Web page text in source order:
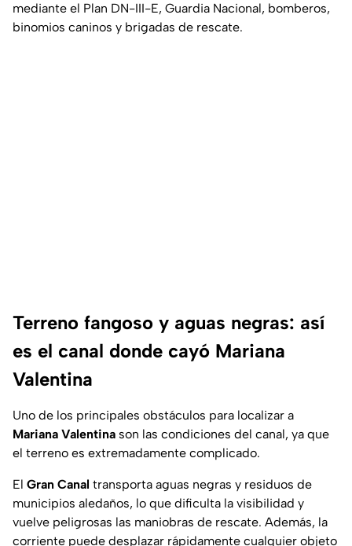
mediante el Plan DN-III-E, Guardia Nacional, bomberos,
binomios caninos y brigadas de rescate.
Terreno fangoso y aguas negras: así
es el canal donde cayó Mariana
Valentina
Uno de los principales obstáculos para localizar a
Mariana Valentina son las condiciones del canal, ya que
el terreno es extremadamente complicado.
El Gran Canal transporta aguas negras y residuos de
municipios aledaños, lo que dificulta la visibilidad y
vuelve peligrosas las maniobras de rescate. Además, la
corriente puede desplazar rápidamente cualquier objeto